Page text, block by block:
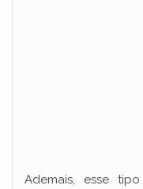
Ademais, esse